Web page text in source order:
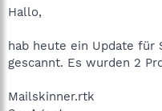
a
e
r
Hallo,
hab heute ein Update für
gescannt. Es wurden 2
Mailskinner.rtk